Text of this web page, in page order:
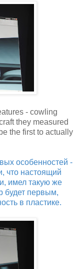
- cowling
they measured
the first to actually
особенностей -
что настоящий
имел такую же
будет первым,
в пластике.